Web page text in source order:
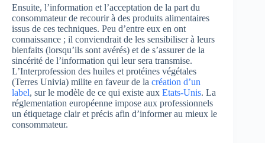
Ensuite, l’information et l’acceptation de la part du
consommateur de recourir à des produits alimentaires
issus de ces techniques. Peu d’entre eux en ont
connaissance ; il conviendrait de les sensibiliser à leurs
bienfaits (lorsqu’ils sont avérés) et de s’assurer de la
sincérité de l’information qui leur sera transmise.
L’Interprofession des huiles et protéines végétales
(Terres Univia) milite en faveur de la création d’un
label, sur le modèle de ce qui existe aux Etats-Unis. La
réglementation européenne impose aux professionnels
un étiquetage clair et précis afin d’informer au mieux le
consommateur.